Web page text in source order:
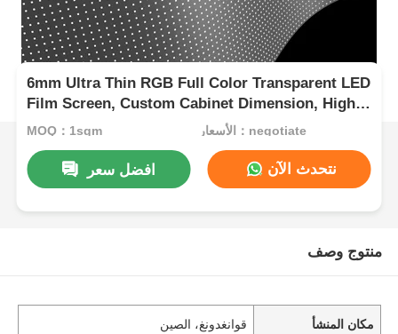
6mm Ultra Thin RGB Full Color Transparent LED
Film Screen, Custom Cabinet Dimension, High
Transparency Flexible LED Film for Mall Store
MOQ：1sqm الأسعار：negotiate
افضل سعر نتحدث الآن
منتوج وصف
مكان المنشأ قوانغدونغ، الصين